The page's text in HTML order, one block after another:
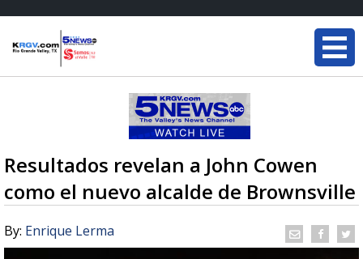
Resultados revelan a John Cowen
como el nuevo alcalde de Brownsville
By: Enrique Lerma